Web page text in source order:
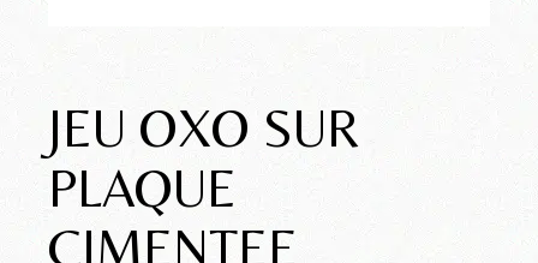
JEU OXO SUR
PLAQUE
CIMENTEE